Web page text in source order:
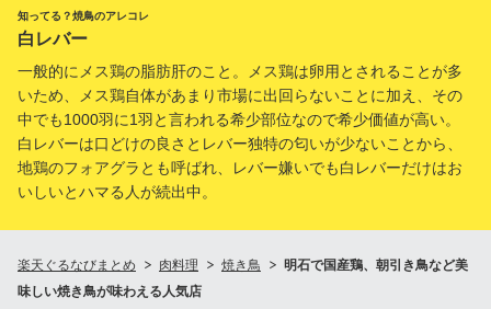
知ってる？焼鳥のアレコレ
白レバー
一般的にメス鶏の脂肪肝のこと。メス鶏は卵用とされることが多
いため、メス鶏自体があまり市場に出回らないことに加え、その
中でも1000羽に1羽と言われる希少部位なので希少価値が高い。
白レバーは口どけの良さとレバー独特の匂いが少ないことから、
地鶏のフォアグラとも呼ばれ、レバー嫌いでも白レバーだけはお
いしいとハマる人が続出中。
楽天ぐるなびまとめ 肉料理 焼き鳥
明石で国産鶏、朝引き鳥など美
味しい焼き鳥が味わえる人気店